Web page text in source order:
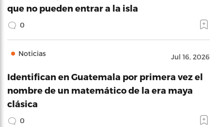
que no pueden entrar a la isla
0
Noticias Jul 16, 2026
Identifican en Guatemala por primera vez el
nombre de un matemático de la era maya
clásica
0